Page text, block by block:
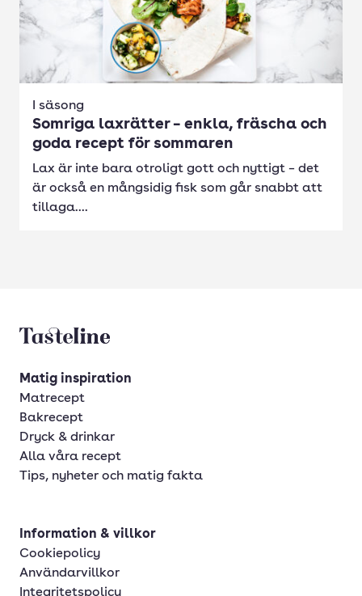
I säsong
Somriga laxrätter – enkla, fräscha och
goda recept för sommaren
Lax är inte bara otroligt gott och nyttigt – det
är också en mångsidig fisk som går snabbt att
tillaga....
Tasteline startsida
Matig inspiration
Matrecept
Bakrecept
Dryck & drinkar
Alla våra recept
Tips, nyheter och matig fakta
Information & villkor
Cookiepolicy
Användarvillkor
Integritetspolicy